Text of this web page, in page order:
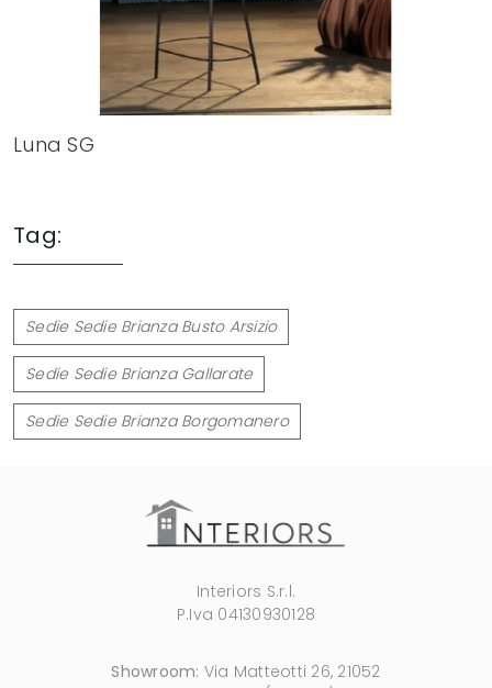
Luna SG
Tag:
Sedie Sedie Brianza Busto Arsizio
Sedie Sedie Brianza Gallarate
Sedie Sedie Brianza Borgomanero
Interiors S.r.l.
P.Iva 04130930128
Showroom: Via Matteotti 26, 21052